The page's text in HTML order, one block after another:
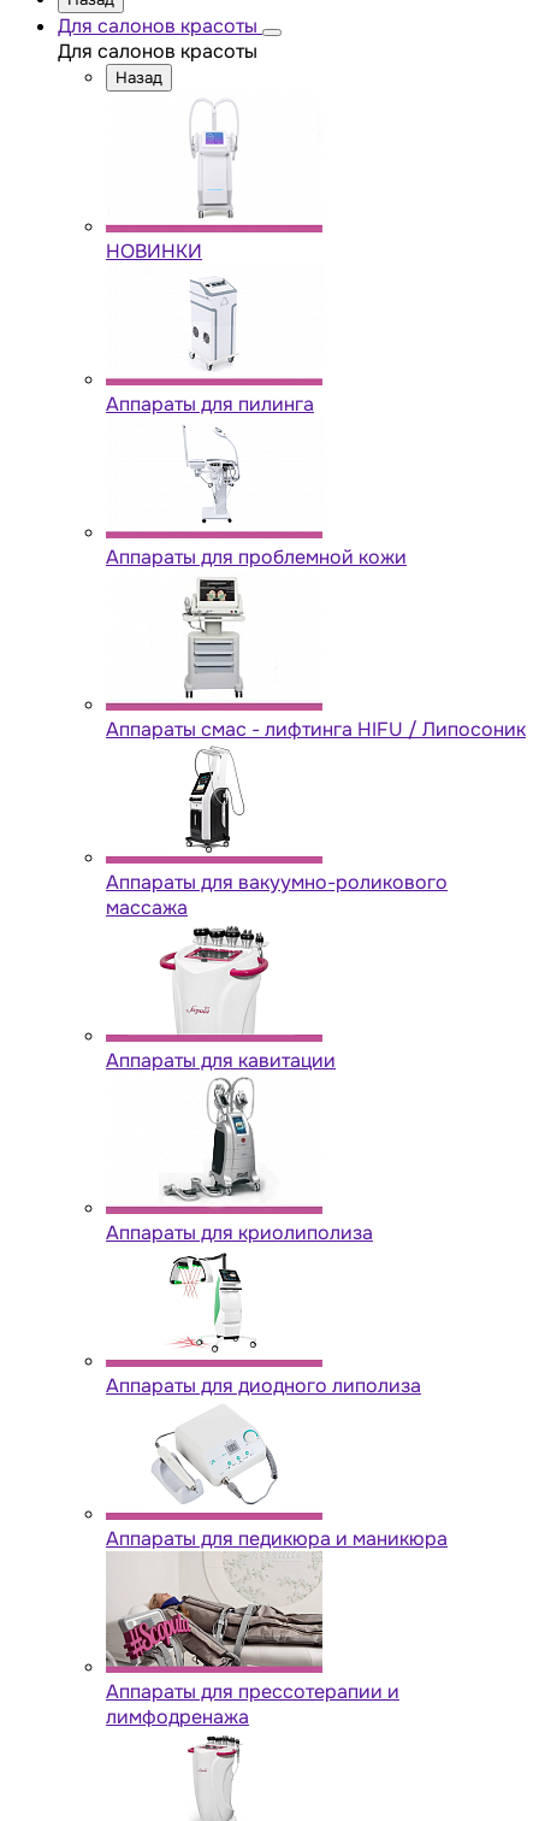
Для салонов красоты
Для салонов красоты
Назад
НОВИНКИ
Аппараты для пилинга
Аппараты для проблемной кожи
Аппараты cмас - лифтинга HIFU / Липосоник
Аппараты для вакуумно-роликового
массажа
Аппараты для кавитации
Аппараты для криолиполиза
Аппараты для диодного липолиза
Аппараты для педикюра и маникюра
Аппараты для прессотерапии и
лимфодренажа